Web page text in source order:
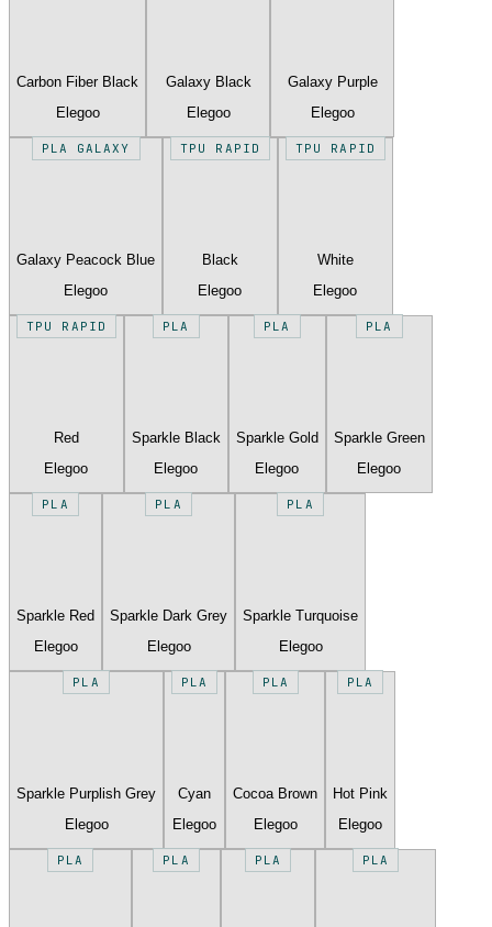
Carbon Fiber Black
Elegoo
Galaxy Black
Elegoo
Galaxy Purple
Elegoo
PLA GALAXY
Galaxy Peacock Blue
Elegoo
TPU RAPID
Black
Elegoo
TPU RAPID
White
Elegoo
TPU RAPID
Red
Elegoo
PLA
Sparkle Black
Elegoo
PLA
Sparkle Gold
Elegoo
PLA
Sparkle Green
Elegoo
PLA
Sparkle Red
Elegoo
PLA
Sparkle Dark Grey
Elegoo
PLA
Sparkle Turquoise
Elegoo
PLA
Sparkle Purplish Grey
Elegoo
PLA
Cyan
Elegoo
PLA
Cocoa Brown
Elegoo
PLA
Hot Pink
Elegoo
PLA PLA PLA PLA